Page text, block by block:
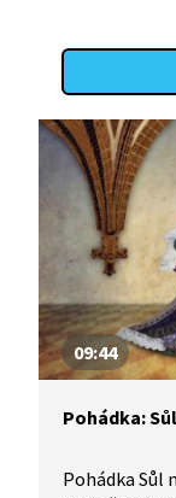
09:44
Pohádka:
Pohádka Sůl